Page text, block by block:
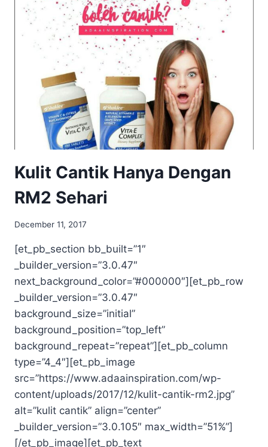
SKIN
CARE
Kulit Cantik Hanya Dengan
RM2 Sehari
December 11, 2017
[et_pb_section bb_built=”1″
_builder_version=”3.0.47″
next_background_color=”#000000″][et_pb_row
_builder_version=”3.0.47″
background_size=”initial”
background_position=”top_left”
background_repeat=”repeat”][et_pb_column
type=”4_4″][et_pb_image
src=”https://www.adaainspiration.com/wp-
content/uploads/2017/12/kulit-cantik-rm2.jpg”
alt=”kulit cantik” align=”center”
_builder_version=”3.0.105″ max_width=”51%”]
[/et_pb_image][et_pb_text